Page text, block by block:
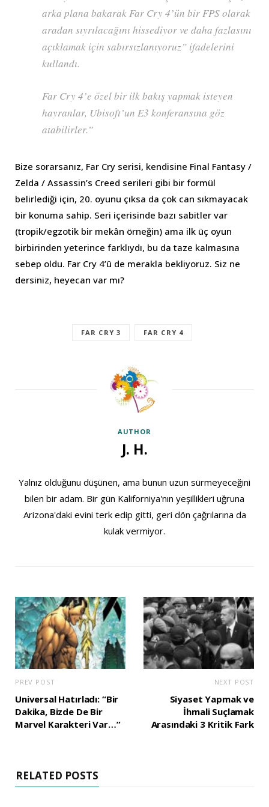
arka plana bakarak Far Cry 4’ün bir FPS olarak
aradan sıyrılacağını hissediyor ve daha fazlasını
açıklamak için sabırsızlanıyoruz” ifadelerini
kullandı.
Far Cry 4’e özel bir ilk bakış yapmak isteyen
hayranlar, Ubisoft’un E3 konferansına göz
atabilirler.”
Bize sorarsanız, Far Cry serisi, kendisine Final Fantasy /
Zelda / Assassin’s Creed serileri gibi bir formül
belirlediği için, 20. oyunu çıksa da çok can sıkmayacak
bir konuma sahip. Seri içerisinde bazı sabitler var
(tropik/egzotik bir mekân örneğin) ama ilk üç oyun
birbirinden yeterince farklıydı, bu da taze kalmasına
sebep oldu. Far Cry 4’ü de merakla bekliyoruz. Siz ne
dersiniz, heyecan var mı?
FAR CRY 3 FAR CRY 4
AUTHOR
J. H.
Yalnız olduğunu düşünen, ama bunun uzun sürmeyeceğini
bilen bir adam. Bir gün Kaliforniya'nın yeşillikleri uğruna
Arizona'daki evini terk edip gitti, geri dön çağrılarına da
kulak vermiyor.
PREV POST
Universal Hatırladı: “Bir
Dakika, Bizde De Bir
Marvel Karakteri Var…”
NEXT POST
Siyaset Yapmak ve
İhmali Suçlamak
Arasındaki 3 Kritik Fark
RELATED POSTS